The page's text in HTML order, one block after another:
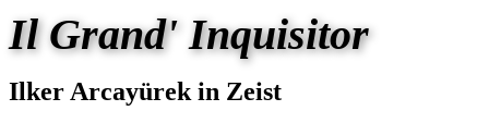
Il Grand' Inquisitor
Ilker Arcayürek in Zeist